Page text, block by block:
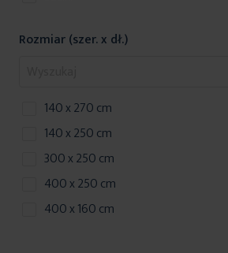
Rozmiar (szer. x dł.)
140 x 270 cm
140 x 250 cm
300 x 250 cm
400 x 250 cm
400 x 160 cm